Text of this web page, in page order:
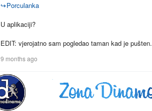
↪Porculanka
U aplikaciji?
EDIT: vjerojatno sam pogledao taman kad je pušten.
9 months ago